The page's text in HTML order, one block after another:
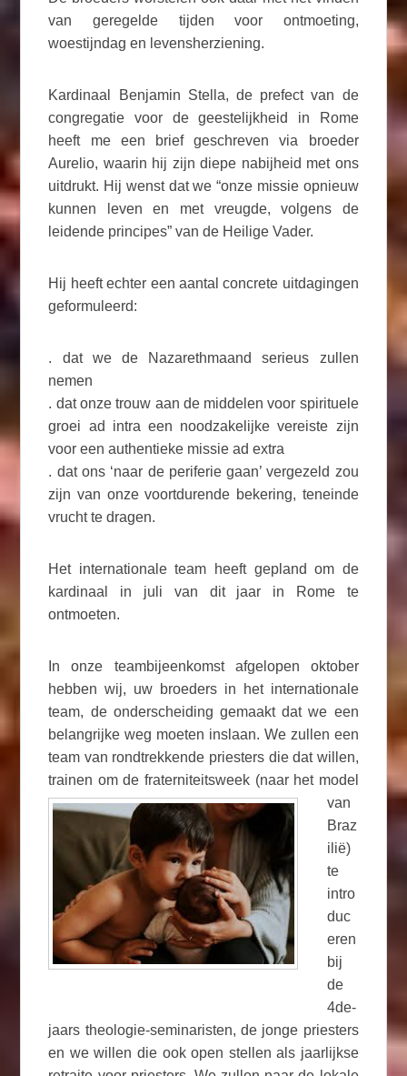
van geregelde tijden voor ontmoeting,
woestijndag en levensherziening.
Kardinaal Benjamin Stella, de prefect van de
congregatie voor de geestelijkheid in Rome
heeft me een brief geschreven via broeder
Aurelio, waarin hij zijn diepe nabijheid met ons
uitdrukt. Hij wenst dat we “onze missie opnieuw
kunnen leven en met vreugde, volgens de
leidende principes” van de Heilige Vader.
Hij heeft echter een aantal concrete uitdagingen
geformuleerd:
. dat we de Nazarethmaand serieus zullen
nemen
. dat onze trouw aan de middelen voor spirituele
groei ad intra een noodzakelijke vereiste zijn
voor een authentieke missie ad extra
. dat ons ‘naar de periferie gaan’ vergezeld zou
zijn van onze voortdurende bekering, teneinde
vrucht te dragen.
Het internationale team heeft gepland om de
kardinaal in juli van dit jaar in Rome te
ontmoeten.
In onze teambijeenkomst afgelopen oktober
hebben wij, uw broeders in het internationale
team, de onderscheiding gemaakt dat we een
belangrijke weg moeten inslaan. We zullen een
team van rondtrekkende priesters die dat willen,
trainen om de fraterniteitsweek (naar het model
van
Braz
ilië)
te
intro
duc
eren
bij
de
4de-
jaars theologie-seminaristen, de jonge priesters
en we willen die ook open stellen als jaarlijkse